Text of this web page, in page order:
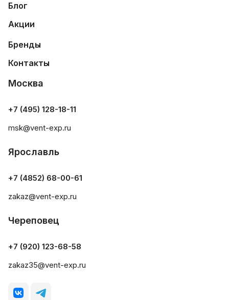
Блог
Акции
Бренды
Контакты
Москва
+7 (495) 128-18-11
msk@vent-exp.ru
Ярославль
+7 (4852) 68-00-61
zakaz@vent-exp.ru
Череповец
+7 (920) 123-68-58
zakaz35@vent-exp.ru